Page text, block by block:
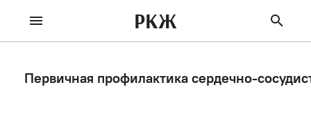
РКЖ
Первичная профилактика сердечно-